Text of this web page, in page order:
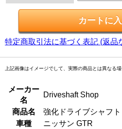
特定商取引法に基づく表記 (返品
上記画像はイメージでして、実際の商品とは異なる場
メーカー
名
Driveshaft Shop
商品名
強化ドライブシャフト
車種
ニッサン GTR